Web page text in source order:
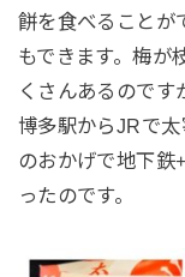
餅を食べることが
もできます。梅が
くさんあるのです
博多駅からJRで
のおかげで地下鉄
ったのです。